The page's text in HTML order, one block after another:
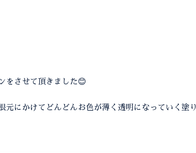
をさせて頂きました😊
元にかけてどんどんお色が薄く透明になっていく塗